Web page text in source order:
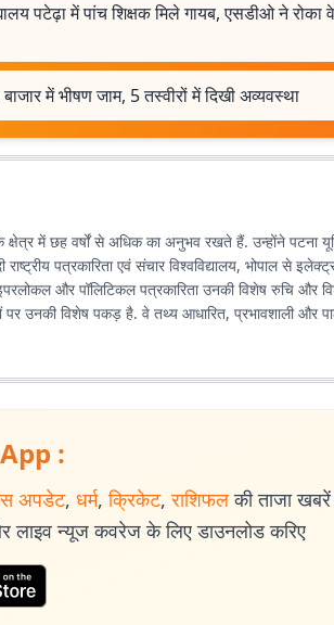
पटेढ़ा में पांच शिक्षक मिले गायब, एसडीओ ने
में भीषण जाम, 5 तस्वीरों में दिखी अव्यवस्था
क्षेत्र में छह वर्षों से अधिक का अनुभव रखते हैं. उन्होंने पटना
पत्रकारिता एवं संचार विश्वविद्यालय, भोपाल से
और पॉलिटिकल पत्रकारिता उनकी विशेष रुचि और
उनकी विशेष पकड़ है. वे तथ्य आधारित, प्रभावशाली और
:
अपडेट, धर्म, क्रिकेट, राशिफल की ताजा
लाइव न्यूज कवरेज के लिए डाउनलोड करिए